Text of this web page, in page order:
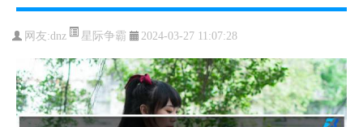
网友:dnz 星际争霸 2024-03-27 11:07:28